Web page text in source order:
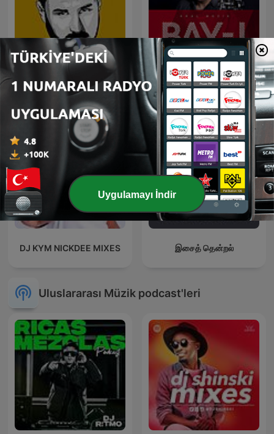
Arabesk Sefası Bay J
DJ KYM NICKDEE MIXES இசைத் தென்றல்
Uluslararası Müzik podcast'leri
Uygulamayı İndir